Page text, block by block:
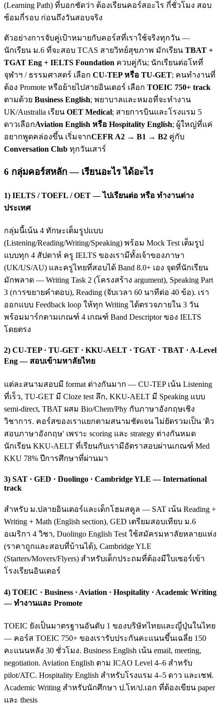
(Learning Path) ที่บอกชัดว่า ต้องเรียนคอร์สอะไร กี่ชั่วโมง สอบ
ซ้อมกี่รอบ ก่อนถึงวันสอบจริง
ตัวอย่างการจับคู่เป้าหมายกับคอร์สที่เราใช้จริงทุกวัน —
นักเรียน ม.6 ที่จะสอบ TCAS สายวิทย์สุขภาพ มักเรียน TBAT +
TGAT Eng + IELTS Foundation ควบคู่กัน; นักเรียนต่อโทที่
จุฬาฯ / ธรรมศาสตร์ เลือก CU-TEP หรือ TU-GET; คนทำงานที่
ต้อง Promote หรือย้ายไปสายอินเตอร์ เลือก TOEIC 750+ track
ตามด้วย Business English; พยาบาลและหมอที่จะทำงาน
UK/Australia เรียน OET Medical; สายการบินและโรงแรม 5
ดาวเลือกAviation English หรือ Hospitality English; ผู้ใหญ่ที่แค่
อยากพูดคล่องขึ้น เริ่มจากCEFR A2 → B1 → B2 คู่กับ
Conversation Club ทุกวันเสาร์
6 กลุ่มคอร์สหลัก — เรียนอะไร ได้อะไร
1) IELTS / TOEFL / OET — ไปเรียนต่อ หรือ ทำงานต่าง
ประเทศ
กลุ่มนี้เน้น 4 ทักษะเต็มรูปแบบ
(Listening/Reading/Writing/Speaking) พร้อม Mock Test เต็มรูป
แบบทุก 4 สัปดาห์ ครู IELTS ของเรามีทั้งเจ้าของภาษา
(UK/US/AU) และครูไทยที่สอบได้ Band 8.0+ เอง จุดที่นักเรียน
มักพลาด — Writing Task 2 (โครงสร้าง argument), Speaking Part
3 (การขยายคำตอบ), Reading (จับเวลา 60 นาทีต่อ 40 ข้อ). เรา
ออกแบบ Feedback loop ให้ทุก Writing ได้ตรวจภายใน 3 วัน
พร้อมมาร์กตามเกณฑ์ 4 เกณฑ์ Band Descriptor ของ IELTS
โดยตรง
2) CU-TEP · TU-GET · KKU-AELT · TGAT · TBAT · A-Level
Eng — สอบเข้ามหาลัยไทย
แต่ละสนามสอบมี format ต่างกันมาก — CU-TEP เน้น Listening
ที่เร็ว, TU-GET มี Cloze test ลึก, KKU-AELT มี Speaking แบบ
semi-direct, TBAT ผสม Bio/Chem/Phy กับภาษาอังกฤษเชิง
วิชาการ. คอร์สของเราแยกตามสนามชัดเจน ไม่ยัดรวมเป็น 'ติว
สอบภาษาอังกฤษ' เพราะ scoring และ strategy ต่างกันหมด
นักเรียน KKU-AELT ที่เรียนกับเรามีอัตราสอบผ่านเกณฑ์ Med
KKU 78% ปีการศึกษาที่ผ่านมา
3) SAT · GED · Duolingo · Cambridge YLE — International
track
สำหรับ ม.ปลายอินเตอร์และเด็กโฮมสคูล — SAT เน้น Reading +
Writing + Math (English section), GED เตรียมสอบเทียบ ม.6
อเมริกา 4 วิชา, Duolingo English Test ใช้สมัครมหาลัยหลายแห่ง
(ราคาถูกและสอบที่บ้านได้), Cambridge YLE
(Starters/Movers/Flyers) สำหรับเด็กประถมที่ต้องมีใบเซอร์เข้า
โรงเรียนอินเตอร์
4) TOEIC · Business · Aviation · Hospitality · Academic Writing
— ทำงานและ Promote
TOEIC ยังเป็นมาตรฐานอันดับ 1 ของบริษัทไทยและญี่ปุ่นในไทย
— คอร์ส TOEIC 750+ ของเรารับประกันคะแนนขึ้นเฉลี่ย 150
คะแนนหลัง 30 ชั่วโมง. Business English เน้น email, meeting,
negotiation. Aviation English ตาม ICAO Level 4–6 สำหรับ
pilot/ATC. Hospitality English สำหรับโรงแรม 4–5 ดาว และเชฟ.
Academic Writing สำหรับนักศึกษา ป.โท/ป.เอก ที่ต้องเขียน paper
และ thesis